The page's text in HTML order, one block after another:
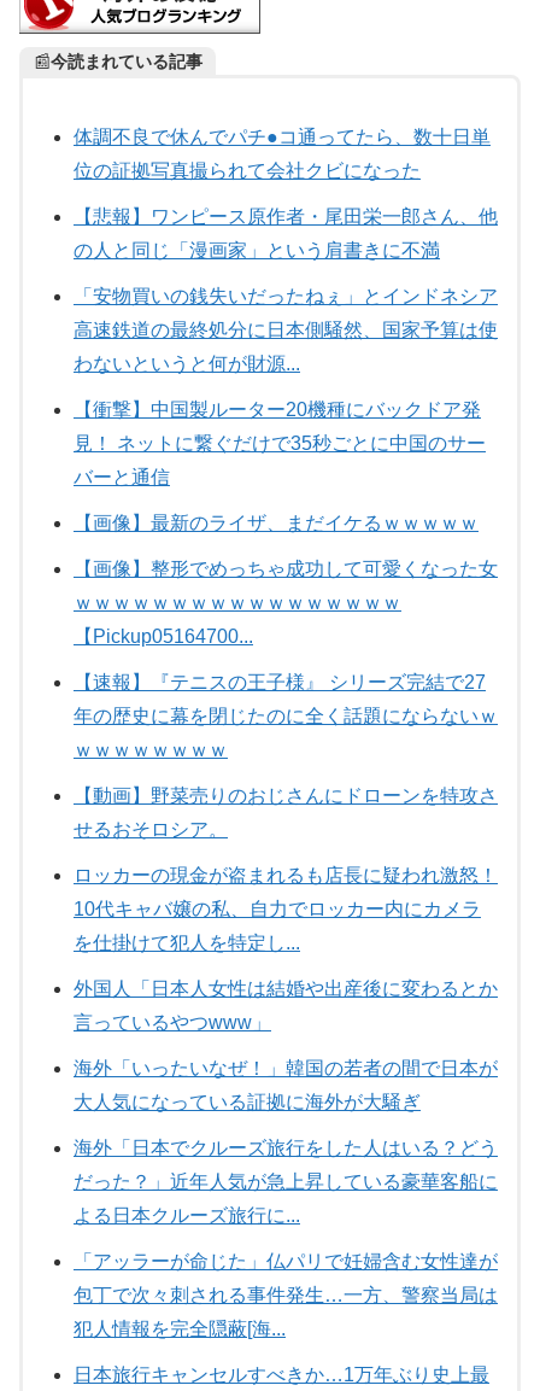
📰今読まれている記事
体調不良で休んでパチ●コ通ってたら、数十日単
位の証拠写真撮られて会社クビになった
【悲報】ワンピース原作者・尾田栄一郎さん、他
の人と同じ「漫画家」という肩書きに不満
「安物買いの銭失いだったねぇ」とインドネシア
高速鉄道の最終処分に日本側騒然、国家予算は使
わないというと何が財源...
【衝撃】中国製ルーター20機種にバックドア発
見！ ネットに繋ぐだけで35秒ごとに中国のサー
バーと通信
【画像】最新のライザ、まだイケるｗｗｗｗｗ
【画像】整形でめっちゃ成功して可愛くなった女
ｗｗｗｗｗｗｗｗｗｗｗｗｗｗｗｗｗ
【Pickup05164700...
【速報】『テニスの王子様』 シリーズ完結で27
年の歴史に幕を閉じたのに全く話題にならないｗ
ｗｗｗｗｗｗｗｗ
【動画】野菜売りのおじさんにドローンを特攻さ
せるおそロシア。
ロッカーの現金が盗まれるも店長に疑われ激怒！
10代キャバ嬢の私、自力でロッカー内にカメラ
を仕掛けて犯人を特定し...
外国人「日本人女性は結婚や出産後に変わるとか
言っているやつwww」
海外「いったいなぜ！」韓国の若者の間で日本が
大人気になっている証拠に海外が大騒ぎ
海外「日本でクルーズ旅行をした人はいる？どう
だった？」近年人気が急上昇している豪華客船に
よる日本クルーズ旅行に...
「アッラーが命じた」仏パリで妊婦含む女性達が
包丁で次々刺される事件発生…一方、警察当局は
犯人情報を完全隠蔽[海...
日本旅行キャンセルすべきか…1万年ぶり史上最